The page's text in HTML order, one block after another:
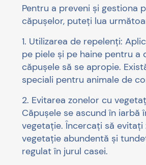
Pentru a preveni și gestiona
căpușelor, puteți lua
1. Utilizarea de repelenți:
pe piele și pe haine pentru a
căpușele să se apropie.
speciali pentru animale de
2. Evitarea zonelor cu
Căpușele se ascund în iarbă
vegetație. Încercați să evitați
vegetație abundentă și
regulat în jurul casei.